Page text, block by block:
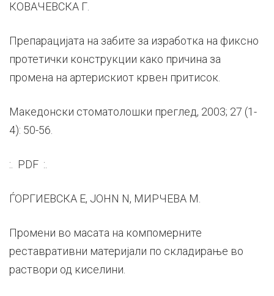
КОВАЧЕВСКА Г.
Препарацијата на забите за изработка на фиксно
протетички конструкции како причина за
промена на артерискиот крвен притисок.
Македонски стоматолошки преглед, 2003; 27 (1-
4): 50-56.
:. PDF :.
ЃОРГИЕВСКА Е, JOHN N, МИРЧЕВА М.
Промени во масата на компомерните
реставративни материјали по складирање во
раствори од киселини.